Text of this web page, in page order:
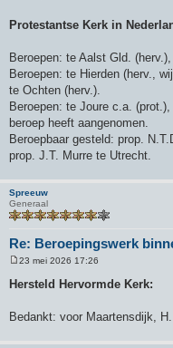
Protestantse Kerk in
Beroepen: te Aalst Gld.
Beroepen: te Hierden (herv.,
te Ochten (herv.).
Beroepen: te Joure c.a.
beroep heeft aangenomen.
Beroepbaar gesteld: prop.
prop. J.T. Murre te Utrecht.
Spreeuw
Generaal
Re: Beroepingswerk
r
h
23 mei 2026 17:26
Hersteld Hervormde Kerk:
Bedankt: voor Maartensdijk,